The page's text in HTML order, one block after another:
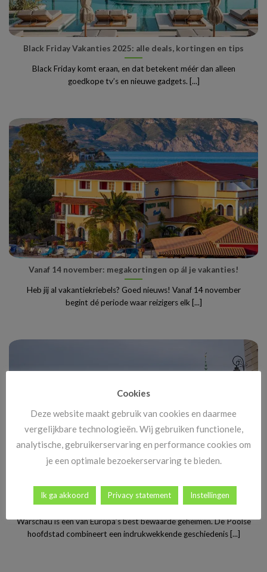
Black Friday Vakanties 2025: alle deals, kortingen en tips
Black Friday komt eraan, en dat betekent méér dan alleen
goedkope tv’s en nieuwe gadgets. [...]
Vanaf 14 november: megakortingen op ál je vakanties!
Heb jij al vakantiekriebels? Goed nieuws! Vanaf 14 november
begint dé periode waar reizigers elk [...]
Stedentrip Warschau: ontdek de verrassende charme van
Polen’s bruisende hoofdstad
Warschau is een van Europa’s best bewaarde geheimen. De Poolse
hoofdstad combineert een indrukwekkende geschiedenis [...]
Cookies
Deze website maakt gebruik van cookies en daarmee
vergelijkbare technologieën. Wij gebruiken functionele,
analytische, gebruikerservaring en performance cookies om
je een optimale bezoekerservaring te bieden.
Ik ga akkoord Privacy statement Instellingen